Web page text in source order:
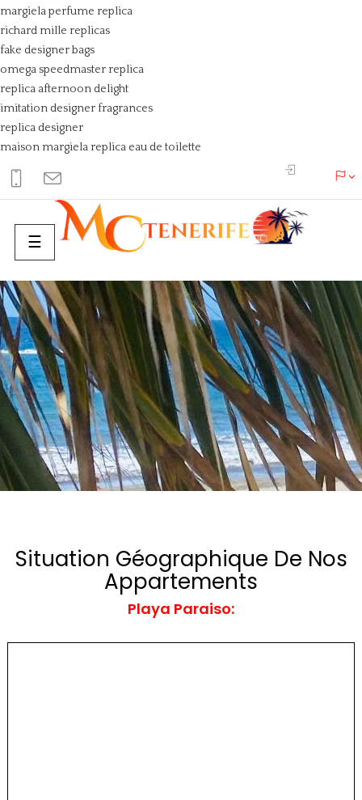
margiela perfume replica
richard mille replicas
fake designer bags
omega speedmaster replica
replica afternoon delight
imitation designer fragrances
replica designer
maison margiela replica eau de toilette
Basculer
la
☰
Situation Géographique De Nos
Appartements
Playa Paraiso: